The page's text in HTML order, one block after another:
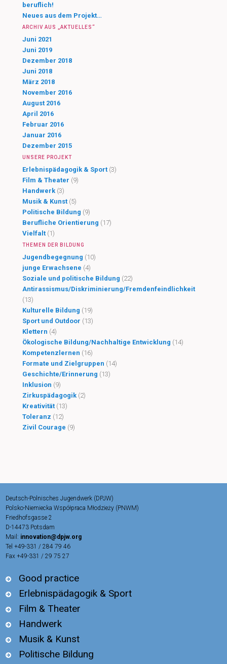
beruflich!
Neues aus dem Projekt…
ARCHIV AUS „AKTUELLES“
Juni 2021
Juni 2019
Dezember 2018
Juni 2018
März 2018
November 2016
August 2016
April 2016
Februar 2016
Januar 2016
Dezember 2015
UNSERE PROJEKT
Erlebnispädagogik & Sport(3)
Film & Theater (9)
Handwerk(3)
Musik & Kunst(5)
Politische Bildung (9)
Berufliche Orientierung (17)
Vielfalt(1)
THEMEN DER BILDUNG
Jugendbegegnung (10)
junge Erwachsene (4)
Soziale und politische Bildung (22)
Antirassismus/Diskriminierung/Fremdenfeindlichkeit
(13)
Kulturelle Bildung (19)
Sport und Outdoor (13)
Klettern (4)
Ökologische Bildung/Nachhaltige Entwicklung (14)
Kompetenzlernen (16)
Formate und Zielgruppen (14)
Geschichte/Erinnerung (13)
Inklusion (9)
Zirkuspädagogik(2)
Kreativität(13)
Toleranz (12)
Zivil Courage (9)
Deutsch-Polnisches Jugendwerk (DPJW)
Polsko-Niemiecka Współpraca Młodzieży (PNWM)
Friedhofsgasse 2
D-14473 Potsdam
Mail: innovation@dpjw.org
Tel +49-331 / 284 79 46
Fax +49-331 / 29 75 27
Good practice
Erlebnispädagogik & Sport
Film & Theater
Handwerk
Musik & Kunst
Politische Bildung